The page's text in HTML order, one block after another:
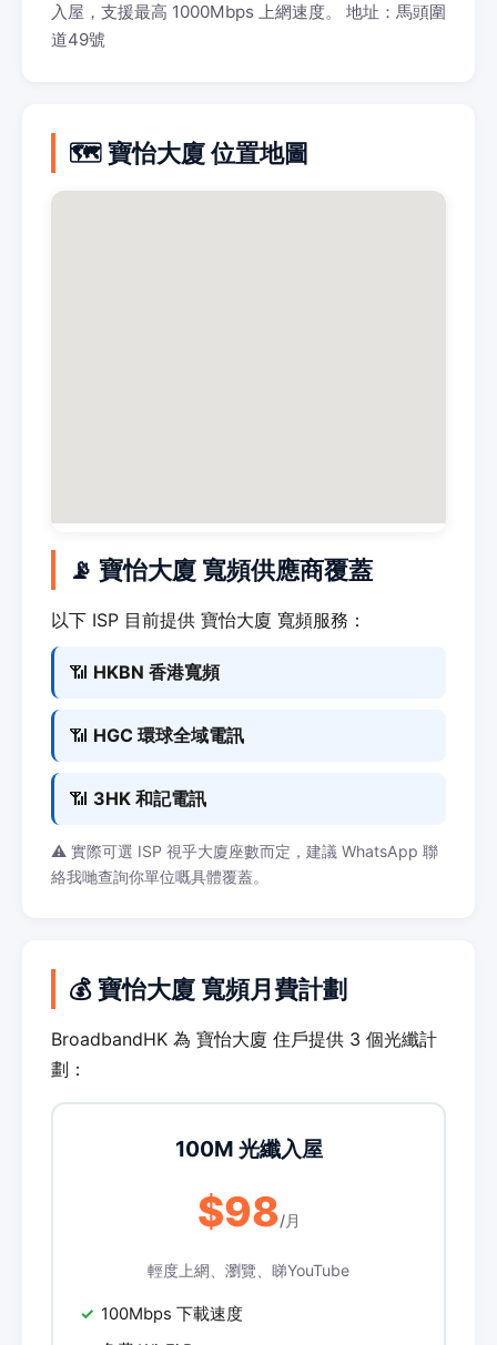
入屋，支援最高 1000Mbps 上網速度。 地址：馬頭圍
道49號
🗺️ 寶怡大廈 位置地圖
📡 寶怡大廈 寬頻供應商覆蓋
以下 ISP 目前提供 寶怡大廈 寬頻服務：
📶 HKBN 香港寬頻
📶 HGC 環球全域電訊
📶 3HK 和記電訊
⚠️ 實際可選 ISP 視乎大廈座數而定，建議 WhatsApp 聯
絡我哋查詢你單位嘅具體覆蓋。
💰 寶怡大廈 寬頻月費計劃
BroadbandHK 為 寶怡大廈 住戶提供 3 個光纖計
劃：
100M 光纖入屋
$98/月
輕度上網、瀏覽、睇YouTube
100Mbps 下載速度